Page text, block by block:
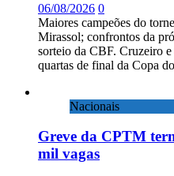
06/08/2026 0
Maiores campeões do
Mirassol; confrontos da
sorteio da CBF. Cruzeiro
quartas de final da Copa
Nacionais
Greve da CPTM
mil vagas